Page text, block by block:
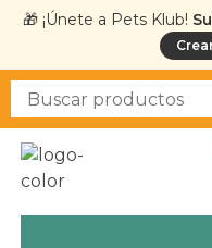
🎁 ¡Únete a Pets Klub!